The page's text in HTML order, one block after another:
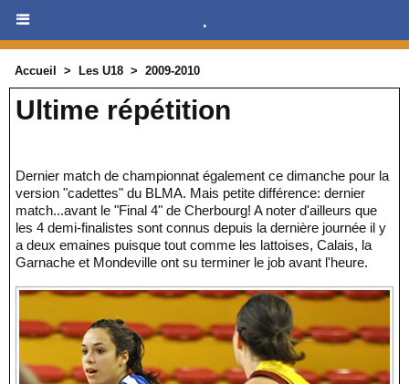
.
Accueil > Les U18 > 2009-2010
Ultime répétition
Dernier match de championnat également ce dimanche pour la
version "cadettes" du BLMA. Mais petite différence: dernier
match...avant le "Final 4" de Cherbourg! A noter d'ailleurs que
les 4 demi-finalistes sont connus depuis la dernière journée il y
a deux emaines puisque tout comme les lattoises, Calais, la
Garnache et Mondeville ont su terminer le job avant l'heure.